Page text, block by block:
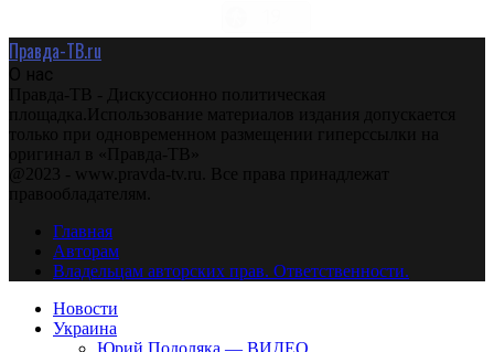
Правда-ТВ.ru
О нас
Правда-ТВ - Дискуссионно политическая
площадка.Использование материалов издания допускается
только при одновременном размещении гиперссылки на
оригинал в «Правда-ТВ»
@2023 - www.pravda-tv.ru. Все права принадлежат
правообладателям.
Главная
Авторам
Владельцам авторских прав. Ответственности.
Новости
Украина